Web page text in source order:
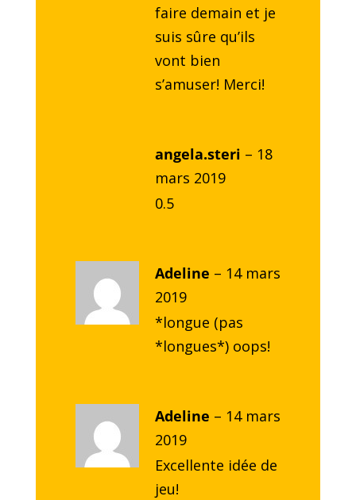
faire demain et je
suis sûre qu’ils
vont bien
s’amuser! Merci!
angela.steri – 18
mars 2019
0.5
Adeline – 14 mars
2019
*longue (pas
*longues*) oops!
Adeline – 14 mars
2019
Excellente idée de
jeu!